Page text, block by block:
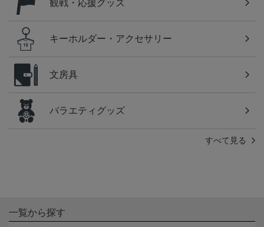
観戦・応援グッズ
キーホルダー・アクセサリー
文房具
バラエティグッズ
すべて見る
一覧から探す